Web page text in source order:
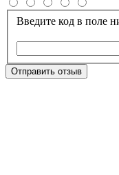
Введите код в поле
Отправить отзыв